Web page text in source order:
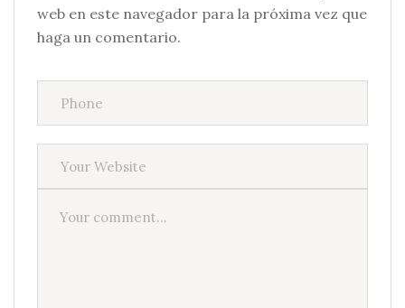
web en este navegador para la próxima vez que
haga un comentario.